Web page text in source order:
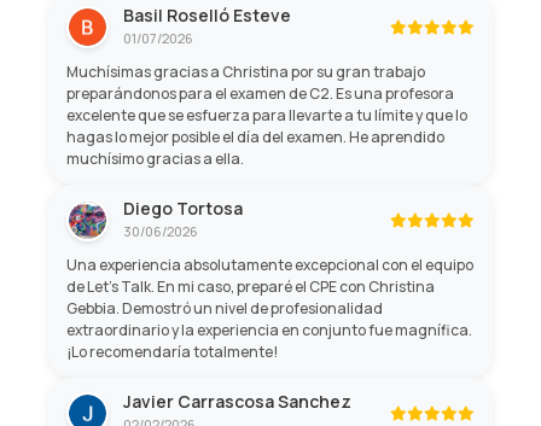
Basil Roselló Esteve
01/07/2026
Muchísimas gracias a Christina por su gran trabajo
preparándonos para el examen de C2. Es una profesora
excelente que se esfuerza para llevarte a tu límite y que lo
hagas lo mejor posible el día del examen. He aprendido
muchísimo gracias a ella.
Diego Tortosa
30/06/2026
Una experiencia absolutamente excepcional con el equipo
de Let's Talk. En mi caso, preparé el CPE con Christina
Gebbia. Demostró un nivel de profesionalidad
extraordinario y la experiencia en conjunto fue magnífica.
¡Lo recomendaría totalmente!
Javier Carrascosa Sanchez